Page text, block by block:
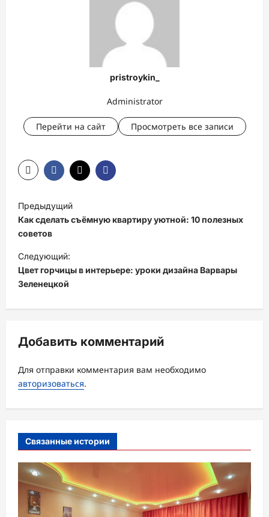
pristroykin_
Administrator
Перейти на сайт Просмотреть все записи
Н
а
в
и
г
а
ц
я
з
а
и
Предыдущий
Как сделать съёмную квартиру уютной: 10 полезных
советов
Следующий:
Цвет горчицы в интерьере: уроки дизайна Варвары
Зеленецкой
Добавить комментарий
Для отправки комментария вам необходимо
авторизоваться.
Связанные истории